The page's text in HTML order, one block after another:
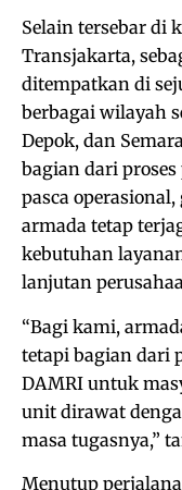
Selain tersebar di
Transjakarta,
ditempatkan di
berbagai wilayah
Depok, dan
bagian dari
pasca
armada tetap
kebutuhan
lanjutan
“Bagi kami,
tetapi bagian dari
DAMRI untuk
unit dirawat
masa tugasnya,”
Menutup